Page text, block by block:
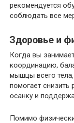
рекомендуется
соблюдать все
Здоровье и
Когда вы
координацию,
мышцы всего
помогает снизить
осанку и
Помимо